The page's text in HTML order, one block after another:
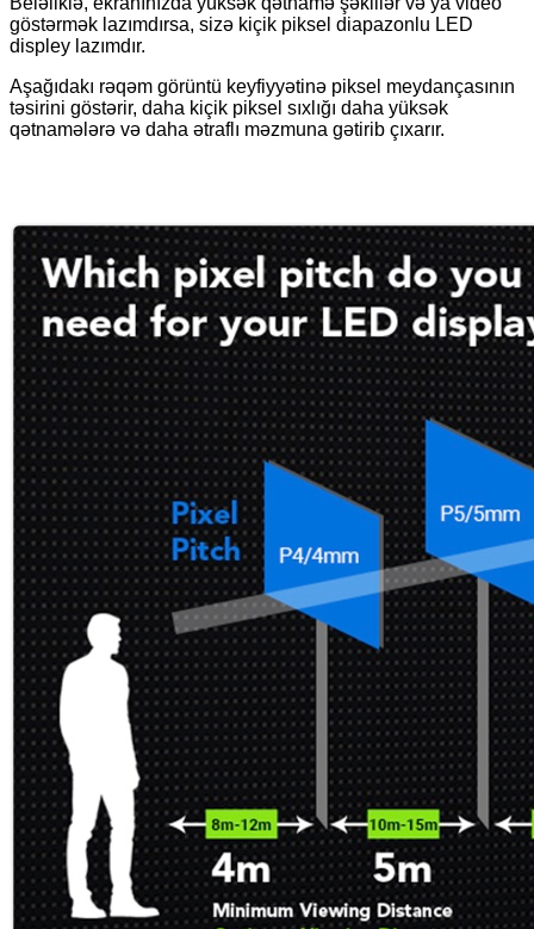
göstərmək lazımdırsa, sizə kiçik piksel diapazonlu LED
displey lazımdır.
Aşağıdakı rəqəm görüntü keyfiyyətinə piksel meydançasının
təsirini göstərir, daha kiçik piksel sıxlığı daha yüksək
qətnamələrə və daha ətraflı məzmuna gətirib çıxarır.